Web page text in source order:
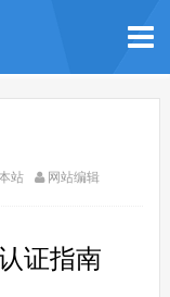
站 网站编辑
证指南